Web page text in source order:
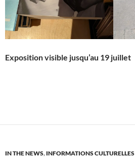
Exposition visible jusqu’au 19 juillet
IN THE NEWS, INFORMATIONS CULTURELLES